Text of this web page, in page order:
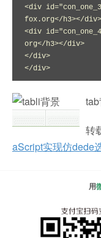
<div
fox.org</h3></div>
<div
org</h3></div>
</div>
</div>
转
aScript实现仿dede
用